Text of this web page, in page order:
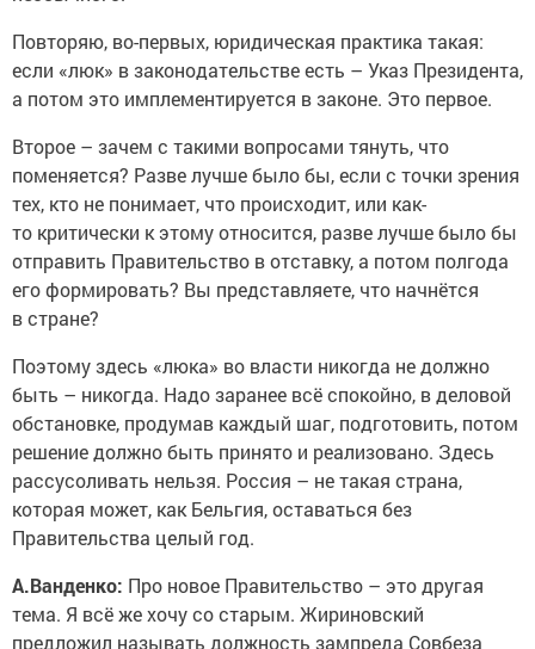
Повторяю, во-первых, юридическая практика такая:
если «люк» в законодательстве есть – Указ Президента,
а потом это имплементируется в законе. Это первое.
Второе – зачем с такими вопросами тянуть, что
поменяется? Разве лучше было бы, если с точки зрения
тех, кто не понимает, что происходит, или как-
то критически к этому относится, разве лучше было бы
отправить Правительство в отставку, а потом полгода
его формировать? Вы представляете, что начнётся
в стране?
Поэтому здесь «люка» во власти никогда не должно
быть – никогда. Надо заранее всё спокойно, в деловой
обстановке, продумав каждый шаг, подготовить, потом
решение должно быть принято и реализовано. Здесь
рассусоливать нельзя. Россия – не такая страна,
которая может, как Бельгия, оставаться без
Правительства целый год.
А.Ванденко: Про новое Правительство – это другая
тема. Я всё же хочу со старым. Жириновский
предложил называть должность зампреда Совбеза